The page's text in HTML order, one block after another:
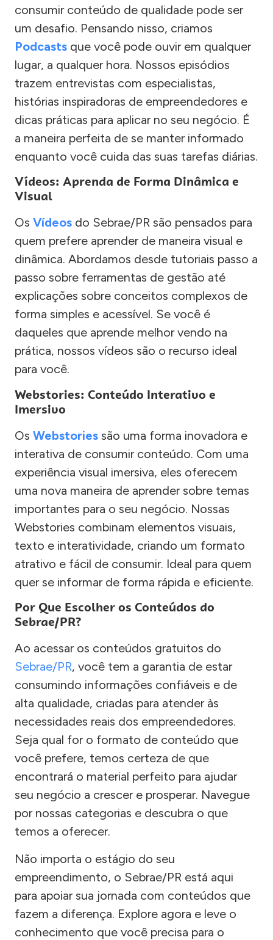
consumir conteúdo de qualidade pode ser
um desafio. Pensando nisso, criamos
Podcasts que você pode ouvir em qualquer
lugar, a qualquer hora. Nossos episódios
trazem entrevistas com especialistas,
histórias inspiradoras de empreendedores e
dicas práticas para aplicar no seu negócio. É
a maneira perfeita de se manter informado
enquanto você cuida das suas tarefas diárias.
Vídeos: Aprenda de Forma Dinâmica e
Visual
Os Vídeos do Sebrae/PR são pensados para
quem prefere aprender de maneira visual e
dinâmica. Abordamos desde tutoriais passo a
passo sobre ferramentas de gestão até
explicações sobre conceitos complexos de
forma simples e acessível. Se você é
daqueles que aprende melhor vendo na
prática, nossos vídeos são o recurso ideal
para você.
Webstories: Conteúdo Interativo e
Imersivo
Os Webstories são uma forma inovadora e
interativa de consumir conteúdo. Com uma
experiência visual imersiva, eles oferecem
uma nova maneira de aprender sobre temas
importantes para o seu negócio. Nossas
Webstories combinam elementos visuais,
texto e interatividade, criando um formato
atrativo e fácil de consumir. Ideal para quem
quer se informar de forma rápida e eficiente.
Por Que Escolher os Conteúdos do
Sebrae/PR?
Ao acessar os conteúdos gratuitos do
Sebrae/PR, você tem a garantia de estar
consumindo informações confiáveis e de
alta qualidade, criadas para atender às
necessidades reais dos empreendedores.
Seja qual for o formato de conteúdo que
você prefere, temos certeza de que
encontrará o material perfeito para ajudar
seu negócio a crescer e prosperar. Navegue
por nossas categorias e descubra o que
temos a oferecer.
Não importa o estágio do seu
empreendimento, o Sebrae/PR está aqui
para apoiar sua jornada com conteúdos que
fazem a diferença. Explore agora e leve o
conhecimento que você precisa para o